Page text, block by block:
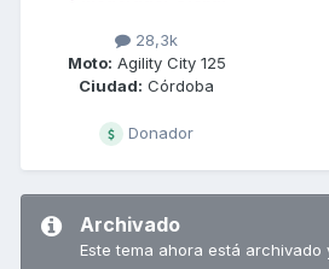
28,3k
Moto: Agility City 125
Ciudad: Córdoba
Donador
Archivado
Este tema ahora está